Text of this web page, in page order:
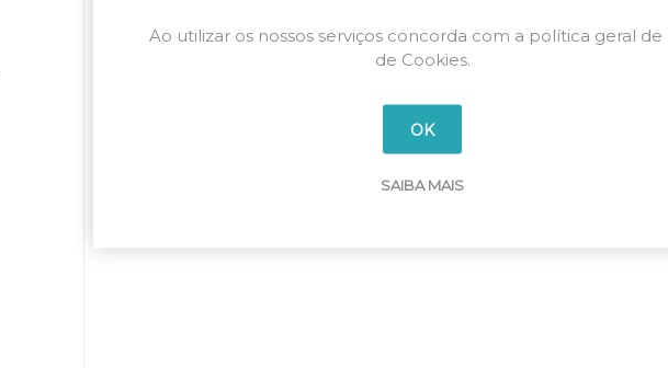
Ao utilizar os nossos serviços concorda com a política geral de
de Cookies.
OK
SAIBA MAIS